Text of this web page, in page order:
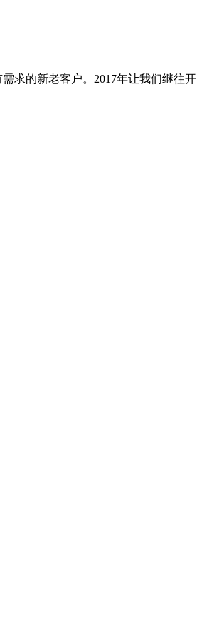
求的新老客户。2017年让我们继往开